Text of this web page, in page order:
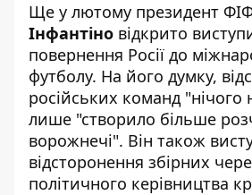
Ще у лютому президент
Інфантіно відкрито
повернення Росії до
футболу. На його думку,
російських команд "нічого
лише "створило більше
ворожнечі". Він також
відсторонення збірних
політичного керівництва